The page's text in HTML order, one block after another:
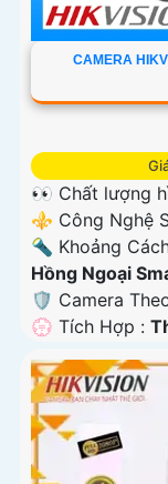
CAMERA
👀 Chất lượng
⚜️ Công Nghệ
🔦 Khoảng
Hồng Ngoại
🛡 Camera
️💮 Tích Hợp :